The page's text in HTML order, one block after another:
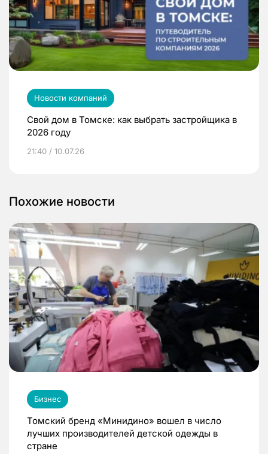
Новости компаний
Свой дом в Томске: как выбрать застройщика в
2026 году
21:40 / 10.07.26
Похожие новости
Бизнес
Томский бренд «Минидино» вошел в число
лучших производителей детской одежды в
стране